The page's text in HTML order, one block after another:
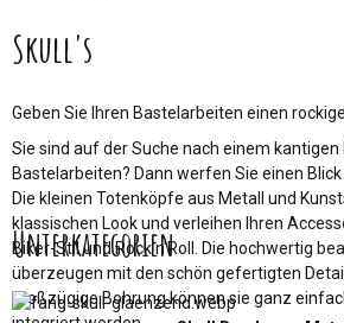
Skull's
Geben Sie Ihren Bastelarbeiten einen
Sie sind auf der Suche nach einem kantigen
Bastelarbeiten? Dann werfen Sie einen
Die kleinen Totenköpfe aus Metall und
klassischen Look und verleihen Ihren
Biker-Stil und Rock'n'Roll. Die hochwertig
überzeugen mit den schön gefertigten
großzügige Bohrung können sie ganz
Unterkategorien